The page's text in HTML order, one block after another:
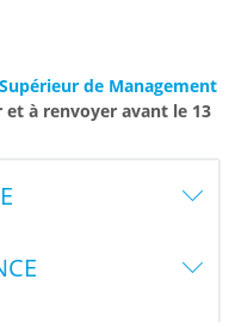
de Management
à renvoyer avant le 13